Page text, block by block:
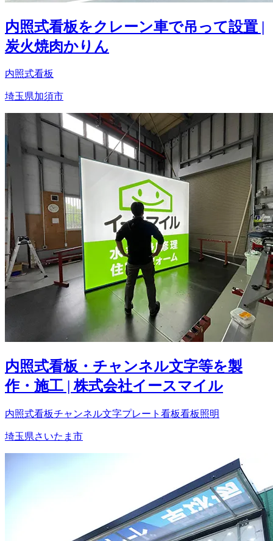
内照式看板をクレーン車で吊って設置 |
炭火焼肉かりん
内照式看板
埼玉県加須市
内照式看板・チャンネル文字等を製
作・施工 | 株式会社イースマイル
内照式看板チャンネル文字プレート看板看板照明
埼玉県さいたま市